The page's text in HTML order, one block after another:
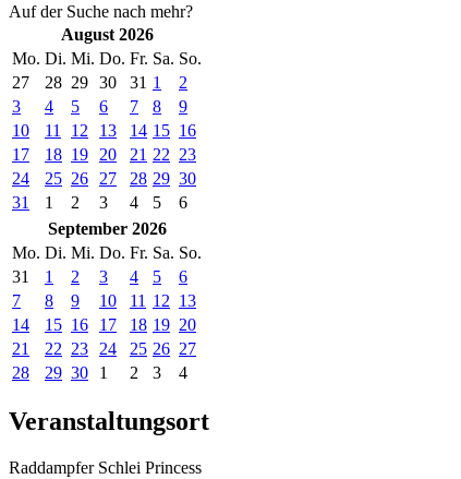
Auf der Suche nach mehr?
August 2026
Mo. Di. Mi. Do. Fr. Sa. So.
27
28 29 30 31 1
2
3
4 5 6 7 8
9
10
11 12 13 14 15 16
17
18 19 20 21 22 23
24
25 26 27 28 29 30
31
1 2 3 4 5
6
September 2026
Mo. Di. Mi. Do. Fr. Sa. So.
31
1 2 3 4 5
6
7
8 9 10 11 12 13
14
15 16 17 18 19 20
21
22 23 24 25 26 27
28
29 30 1 2 3 4
Veranstaltungsort
Raddampfer Schlei Princess